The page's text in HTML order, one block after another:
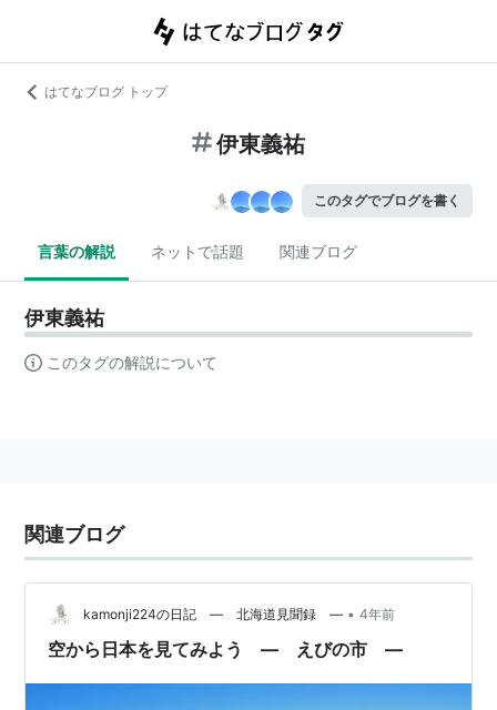
はてなブログ トップ
伊東義祐
このタグでブログを書く
言葉の解説 ネットで話題 関連ブログ
伊東義祐
このタグの解説について
関連ブログ
kamonji224の日記 ― 北海道見聞録 ― • 4年前
空から日本を見てみよう ― えびの市 ―